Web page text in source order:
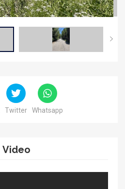
Twitter Whatsapp
Video